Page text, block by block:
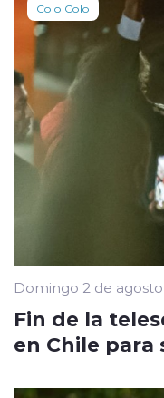
Colo Colo
Domingo 2 de
Fin de la
en Chile para